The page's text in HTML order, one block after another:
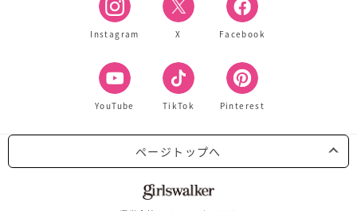
Instagram X Facebook
YouTube TikTok Pinterest
ページトップへ